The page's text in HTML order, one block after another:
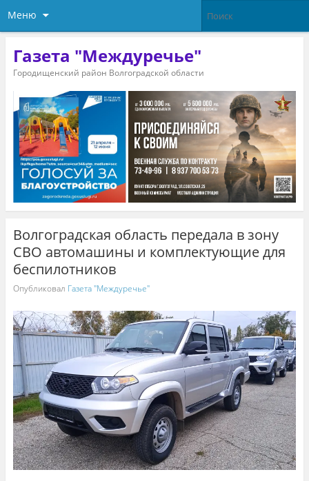
Меню
Газета "Междуречье"
Городищенский район Волгоградской области
Волгоградская область передала в зону
СВО автомашины и комплектующие для
беспилотников
Опубликовал Газета "Междуречье"